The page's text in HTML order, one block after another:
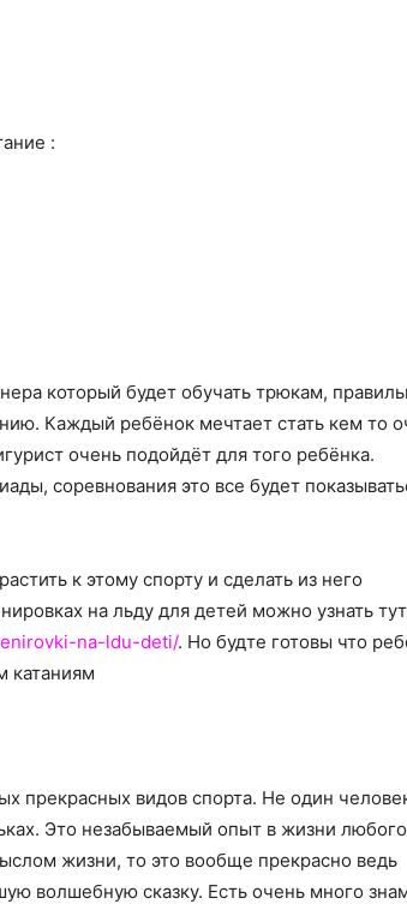
:
который будет обучать трюкам,
Каждый ребёнок мечтает стать кем то
очень подойдёт для того ребёнка.
соревнования это все будет
к этому спорту и сделать из него
на льду для детей можно узнать тут
na-ldu-deti/. Но будте готовы что
катаниям
прекрасных видов спорта. Не один
Это незабываемый опыт в жизни любого
жизни, то это вообще прекрасно ведь
волшебную сказку. Есть очень много